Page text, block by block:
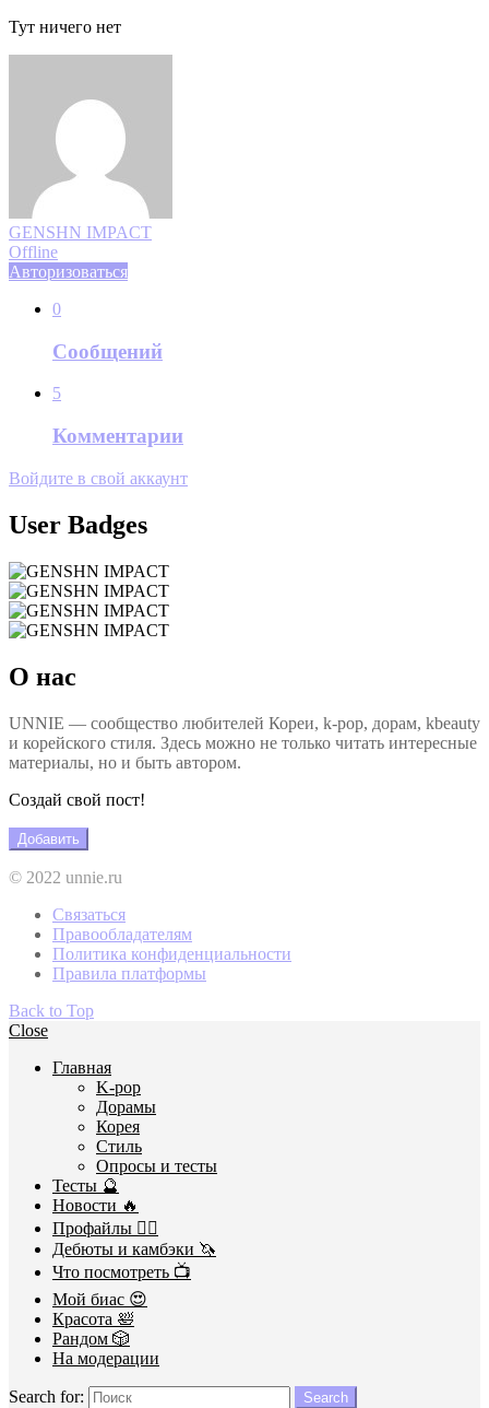
Тут ничего нет
GENSHN IMPACT
Offline
Авторизоваться
0
Сообщений
5
Комментарии
Войдите в свой аккаунт
User Badges
О нас
UNNIE — сообщество любителей Кореи, k-pop, дорам, kbeauty
и корейского стиля. Здесь можно не только читать интересные
материалы, но и быть автором.
Создай свой пост!
Добавить
© 2022 unnie.ru
Связаться
Правообладателям
Политика конфиденциальности
Правила платформы
Back to Top
Close
Главная
K-pop
Дорамы
Корея
Стиль
Опросы и тесты
Тесты 🔮
Новости 🔥
Профайлы 🕵️‍♀️
Дебюты и камбэки 🦄
Что посмотреть 📺
Мой биас 😍
Красота 🛀
Рандом 🎲
На модерации
Search for: Search